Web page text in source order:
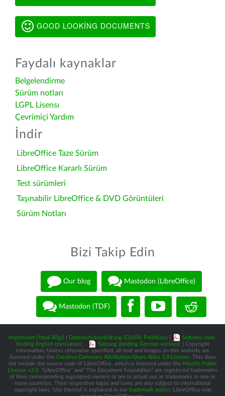
GOOD LOOKING DOCUMENTS
Faydalı kaynaklar
Belgelendirme
Sürüm notları
LGPL Lisensı
Çevrimiçi Yardım
İndir
LibreOffice Taze Sürüm
LibreOffice Kararlı Sürüm
Test sürümleri
Taşınabilir LibreOffice & DVD Görüntüleri
Sürüm Notları
Bizi Takip Edin
Our blog Mastodon (LibreOffice)
Mastodon (TDF)
Impressum (Yasal Bilgi) Datenschutzerklärung (Gizlilik Politikası)
Statutes (non-
binding English translation) - Satzung (binding German version)
| Copyright
information: Unless otherwise specified, all text and images on this website are
licensed under the Creative Commons Attribution-Share Alike 3.0 License. This does
not include the source code of LibreOffice, which is licensed under the Mozilla Public
License v2.0 . “LibreOffice” and “The Document Foundation” are registered trademarks
of their corresponding registered owners or are in actual use as trademarks in one or
more countries. Their respective logos and icons are also subject to international
copyright laws. Use thereof is explained in our trademark policy. LibreOffice was